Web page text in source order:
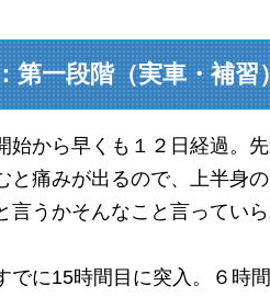
第一段階（実車・補
始から早くも１２日経過。
と痛みが出るので、上半身
うかそんなこと言ってい
でに15時間目に突入。６時